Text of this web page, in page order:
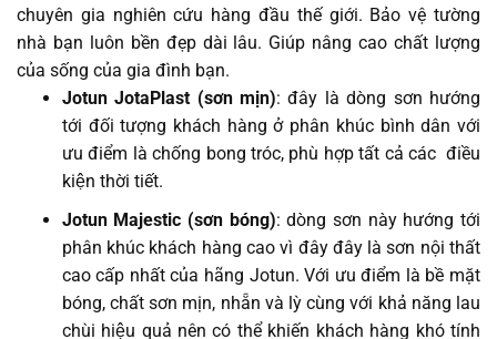
chuyên gia nghiên cứu hàng đầu thế giới. Bảo vệ tường
nhà bạn luôn bền đẹp dài lâu. Giúp nâng cao chất lượng
của sống của gia đình bạn.
Jotun JotaPlast (sơn mịn): đây là dòng sơn hướng
tới đối tượng khách hàng ở phân khúc bình dân với
ưu điểm là chống bong tróc, phù hợp tất cả các điều
kiện thời tiết.
Jotun Majestic (sơn bóng): dòng sơn này hướng tới
phân khúc khách hàng cao vì đây đây là sơn nội thất
cao cấp nhất của hãng Jotun. Với ưu điểm là bề mặt
bóng, chất sơn mịn, nhẵn và lỳ cùng với khả năng lau
chùi hiệu quả nên có thể khiến khách hàng khó tính